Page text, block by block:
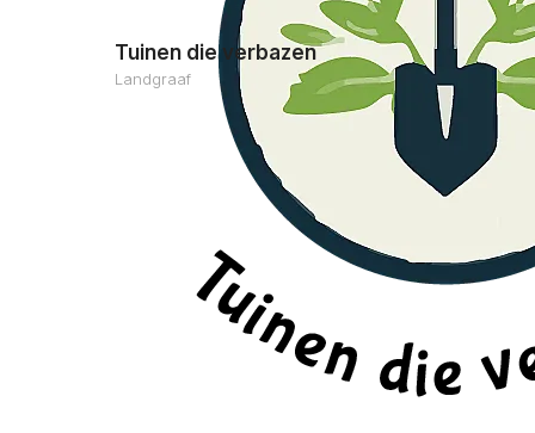
Tuinen die verbazen
Landgraaf